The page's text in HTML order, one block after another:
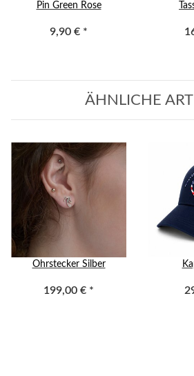
Pin Green Rose
9,90 € *
ÄHNLICHE
Ohrstecker Silber
199,00 € *